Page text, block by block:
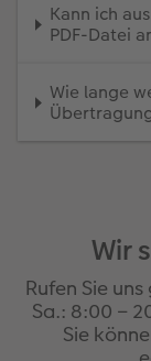
Kann ich
PDF-Datei
Wie lange
Wir
Rufen Sie
Sa.: 8:00 –
Sie